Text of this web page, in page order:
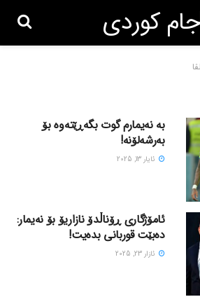
بە نەیمارم گوت بگەڕێتەوە بۆ
بەرشەلۆنە!
ئایار 13, 2025
ئامۆژگاری ڕۆناڵدۆ نازاریۆ بۆ نەیمار:
دەبێت قوربانی بدەیت!
ئازار 23, 2025